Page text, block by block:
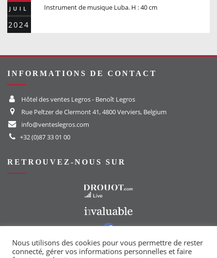
JUIL
2024
Instrument de musique Luba. H : 40 cm
INFORMATIONS DE CONTACT
Hôtel des ventes Legros - Benoît Legros
Rue Peltzer de Clermont 41, 4800 Verviers, Belgium
info@venteslegros.com
+32 (0)87 33 01 00
RETROUVEZ-NOUS SUR
Vers notre groupe Facebook
Nous utilisons des cookies pour vous permettre de rester
connecté, gérer vos informations personnelles et faire